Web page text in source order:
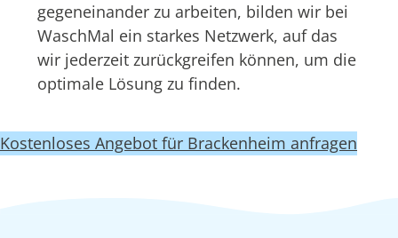
gegeneinander zu arbeiten, bilden wir bei
WaschMal ein starkes Netzwerk, auf das
wir jederzeit zurückgreifen können, um die
optimale Lösung zu finden.
Kostenloses Angebot für Brackenheim anfragen